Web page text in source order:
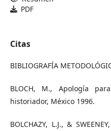
PDF
Citas
BIBLIOGRAFÍA
BLOCH, M., Apología
historiador, México 1996.
BOLCHAZY, L.J., &